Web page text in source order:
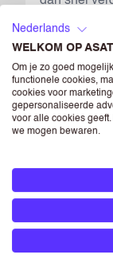
Parttime
ANAC
€14,99 per
buitenlucht
trainingen,
Nederlands
WELKOM OP
Om je zo goed
functionele cookies,
cookies voor
gepersonaliseerde
voor alle cookies
we mogen bewaren.